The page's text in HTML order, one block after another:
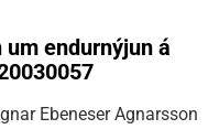
endurnýjun á
Ebeneser Agnarsson